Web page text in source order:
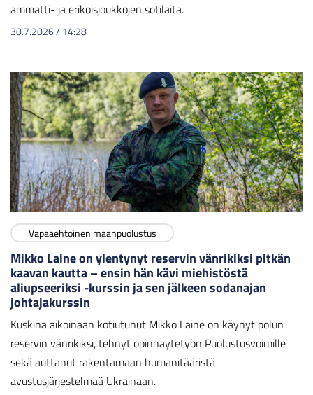
ammatti- ja erikoisjoukkojen sotilaita.
30.7.2026/ 14:28
Vapaaehtoinen maanpuolustus
Mikko Laine on ylentynyt reservin vänrikiksi pitkän
kaavan kautta – ensin hän kävi miehistöstä
aliupseeriksi -kurssin ja sen jälkeen sodanajan
johtajakurssin
Kuskina aikoinaan kotiutunut Mikko Laine on käynyt polun
reservin vänrikiksi, tehnyt opinnäytetyön Puolustusvoimille
sekä auttanut rakentamaan humanitääristä
avustusjärjestelmää Ukrainaan.